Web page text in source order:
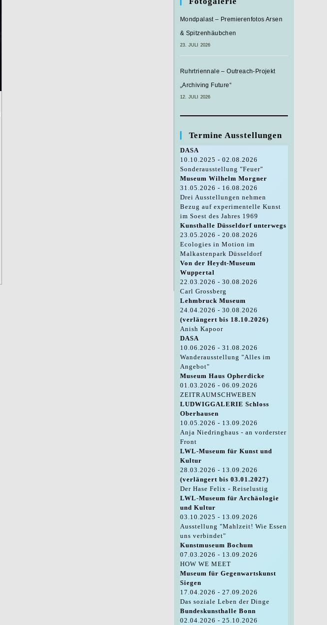
Mondpalast – Premierenfotos Arsen
& Spitzenhäubchen
23. JULI 2026
Ruhrtriennale – Outreach-Projekt
„Archiving Future“
12. JULI 2026
Termine Ausstellungen
DASA
10.10.2025 - 02.08.2026
Sonderausstellung "Feuer"
Museum Wilhelm Morgner
31.05.2026 - 16.08.2026
Drei Ausstellungen nehmen
Bezug auf experimentelle Kunst
im Soest des Jahres 1969
Kunsthalle Düsseldorf unterwegs
23.05.2026 - 20.08.2026
Ecologies in Motion im
Malkastenpark Düsseldorf
Von der Heydt-Museum
Wuppertal
22.03.2026 - 30.08.2026
Carl Grossberg
Lehmbruck Museum
24.04.2026 - 30.08.2026
(verlängert bis 18.10.2026)
Anish Kapoor
DASA
10.06.2026 - 31.08.2026
Wanderausstellung "Alles im
Angebot"
Museum Haus Opherdicke
01.03.2026 - 06.09.2026
ZEITRAUMSCHWEBEN
LUDWIGGALERIE Schloss
Oberhausen
10.05.2026 - 13.09.2026
Anja Niedringhaus - an vorderster
Front
LWL-Museum für Kunst und
Kultur
28.03.2026 - 13.09.2026
(verlängert bis 03.01.2027)
Der Hase Felix - Reiselustig
LWL-Museum für Archäologie
und Kultur
03.10.2025 - 13.09.2026
Ausstellung "Mahlzeit! Wie Essen
uns verbindet"
Kunstmuseum Bochum
07.03.2026 - 13.09.2026
HOW WE MEET
Museum für Gegenwartskunst
Siegen
17.04.2026 - 27.09.2026
Das soziale Leben der Dinge
Bundeskunsthalle Bonn
02.04.2026 - 25.10.2026